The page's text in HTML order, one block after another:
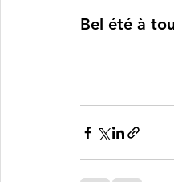
Bel été à